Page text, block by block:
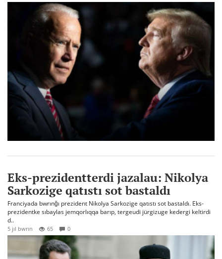
Eks-prezidentterdi jazalau: Nikolya
Sarkozige qatıstı sot bastaldı
Franciyada bwrınğı prezident Nikolya Sarkozige qatıstı sot bastaldı. Eks-
prezidentke sıbaylas jemqorlıqqa barıp, tergeudi jürgizuge kedergi keltirdi
d..
5 jıl bwrın 65 0